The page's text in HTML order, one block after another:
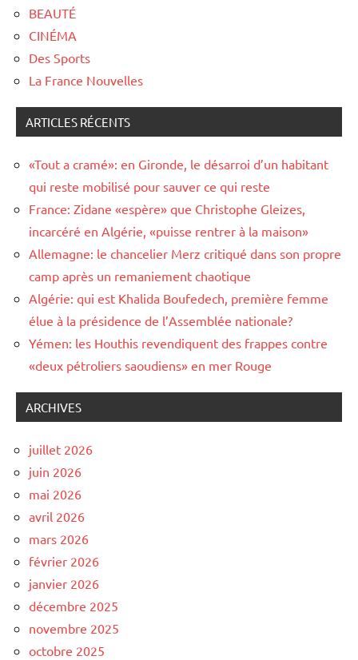
BEAUTÉ
CINÉMA
Des Sports
La France Nouvelles
ARTICLES RÉCENTS
«Tout a cramé»: en Gironde, le désarroi d’un habitant
qui reste mobilisé pour sauver ce qui reste
France: Zidane «espère» que Christophe Gleizes,
incarcéré en Algérie, «puisse rentrer à la maison»
Allemagne: le chancelier Merz critiqué dans son propre
camp après un remaniement chaotique
Algérie: qui est Khalida Boufedech, première femme
élue à la présidence de l’Assemblée nationale?
Yémen: les Houthis revendiquent des frappes contre
«deux pétroliers saoudiens» en mer Rouge
ARCHIVES
juillet 2026
juin 2026
mai 2026
avril 2026
mars 2026
février 2026
janvier 2026
décembre 2025
novembre 2025
octobre 2025